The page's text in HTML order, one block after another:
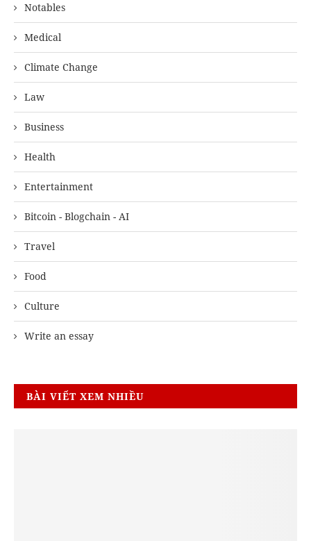
Notables
Medical
Climate Change
Law
Business
Health
Entertainment
Bitcoin - Blogchain - AI
Travel
Food
Culture
Write an essay
BÀI VIẾT XEM NHIỀU